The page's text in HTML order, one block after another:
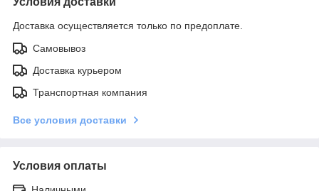
Доставка осуществляется только по предоплате.
Самовывоз
Доставка курьером
Транспортная компания
Все условия доставки
Условия оплаты